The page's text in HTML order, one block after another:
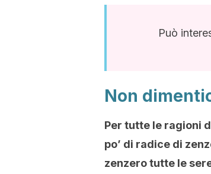
Può
Non
Per tutte le ragioni
po’ di radice di
zenzero tutte le